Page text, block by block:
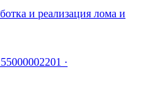
и реализация лома и
·